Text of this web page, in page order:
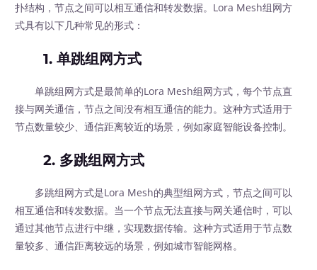
扑结构，节点之间可以相互通信和转发数据。Lora Mesh组网方
式具有以下几种常见的形式：
1. 单跳组网方式
单跳组网方式是最简单的Lora Mesh组网方式，每个节点直
接与网关通信，节点之间没有相互通信的能力。这种方式适用于
节点数量较少、通信距离较近的场景，例如家庭智能设备控制。
2. 多跳组网方式
多跳组网方式是Lora Mesh的典型组网方式，节点之间可以
相互通信和转发数据。当一个节点无法直接与网关通信时，可以
通过其他节点进行中继，实现数据传输。这种方式适用于节点数
量较多、通信距离较远的场景，例如城市智能网格。